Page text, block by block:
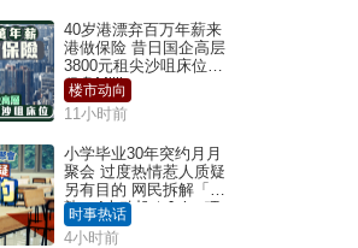
40岁港漂弃百万年薪来
港做保险 昔日国企高层
3800元租尖沙咀床位｜
租盘Million
楼市动向
11小时前
小学毕业30年突约月月
聚会 过度热情惹人质疑
另有目的 网民拆解「扮
熟」4大动机｜Juicy叮
时事热话
4小时前